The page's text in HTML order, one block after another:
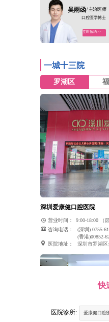
吴雨函/ 主治医师
口腔医学博士
立即预约>>
一城十三院
罗湖区
深圳爱康健口腔医院
营业时间：
9:00-18:00 （
咨询电话：
(深圳) 0755-
(香港)00852-
医院地址：
深圳市罗湖区
快
医院诊所: 爱康健口腔